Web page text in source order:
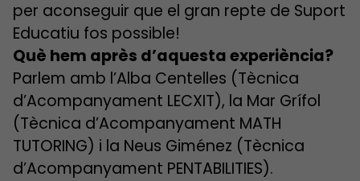
per aconseguir que el gran repte de Suport
Educatiu fos possible!
Què hem après d’aquesta experiència?
Parlem amb l’Alba Centelles (Tècnica
d’Acompanyament LECXIT), la Mar Grífol
(Tècnica d’Acompanyament MATH
TUTORING) i la Neus Giménez (Tècnica
d’Acompanyament PENTABILITIES).